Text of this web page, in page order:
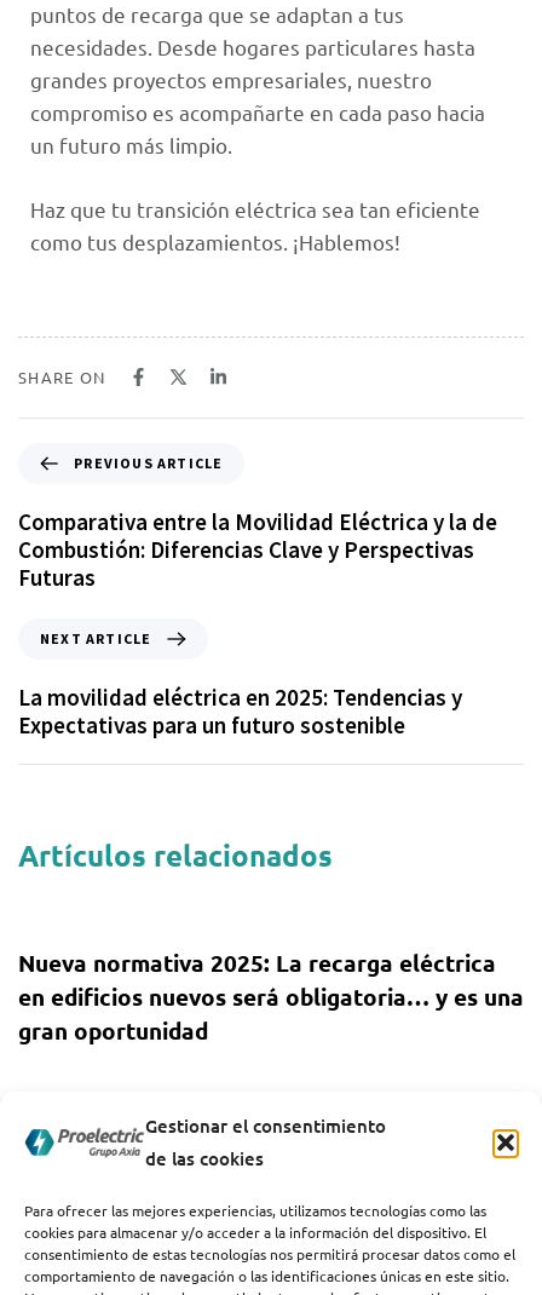
Gestionar el consentimiento
de las cookies
Para ofrecer las mejores experiencias, utilizamos tecnologías como las
cookies para almacenar y/o acceder a la información del dispositivo. El
consentimiento de estas tecnologías nos permitirá procesar datos como el
comportamiento de navegación o las identificaciones únicas en este sitio.
puntos de recarga que se adaptan a tus
necesidades. Desde hogares particulares hasta
grandes proyectos empresariales, nuestro
compromiso es acompañarte en cada paso hacia
un futuro más limpio.
Haz que tu transición eléctrica sea tan eficiente
como tus desplazamientos. ¡Hablemos!
SHARE ON
PREVIOUS ARTICLE
Comparativa entre la Movilidad Eléctrica y la de
Combustión: Diferencias Clave y Perspectivas
Futuras
NEXT ARTICLE
La movilidad eléctrica en 2025: Tendencias y
Expectativas para un futuro sostenible
Artículos relacionados
Nueva normativa 2025: La recarga eléctrica
en edificios nuevos será obligatoria… y es una
gran oportunidad
Cómo afecta el aumento de la demanda
energética a la recarga de vehículos